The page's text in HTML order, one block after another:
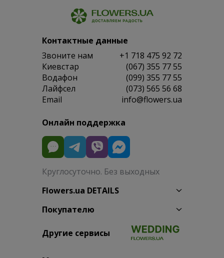
Контактные данные
Звоните нам
+1 718 475 92 72
Киевстар
(067) 355 77 55
Водафон
(099) 355 77 55
Лайфсел
(073) 565 56 68
Email
info@flowers.ua
Онлайн поддержка
Круглосуточно. Без выходных
Flowers.ua DETAILS
Покупателю
Другие сервисы